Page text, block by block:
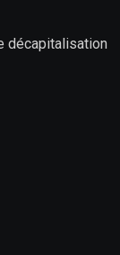
décapitalisation